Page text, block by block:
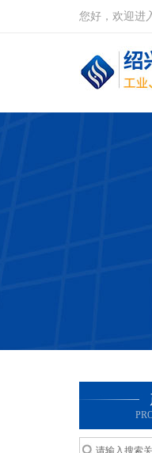
您好，欢迎进